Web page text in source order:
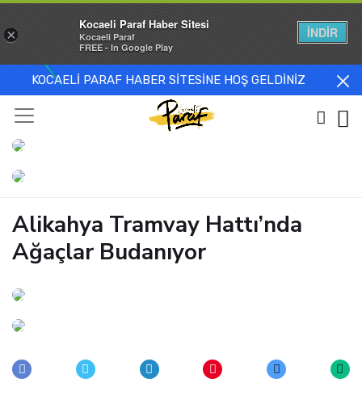
KOCAELİ PARAF HABER SİTESİNE HOŞ GELDİNİZ
Alikahya Tramvay Hattı’nda
Ağaçlar Budanıyor
×
Kocaeli Paraf Haber Sitesi
Kocaeli Paraf
FREE - In Google Play
İNDİR